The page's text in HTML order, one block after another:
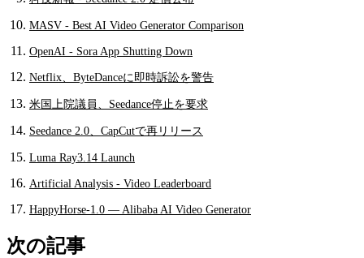
MASV - Best AI Video Generator Comparison
OpenAI - Sora App Shutting Down
Netflix、ByteDanceに即時訴訟を警告
米国上院議員、Seedance停止を要求
Seedance 2.0、CapCutで再リリース
Luma Ray3.14 Launch
Artificial Analysis - Video Leaderboard
HappyHorse-1.0 — Alibaba AI Video Generator
次の記事